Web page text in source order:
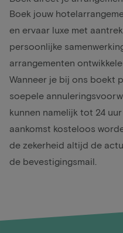
Boek jouw
en ervaar luxe met
persoonlijke
arrangementen
Wanneer je bij ons boekt
soepele
kunnen namelijk tot 24
aankomst kosteloos
de zekerheid altijd de
de bevestigingsmail.